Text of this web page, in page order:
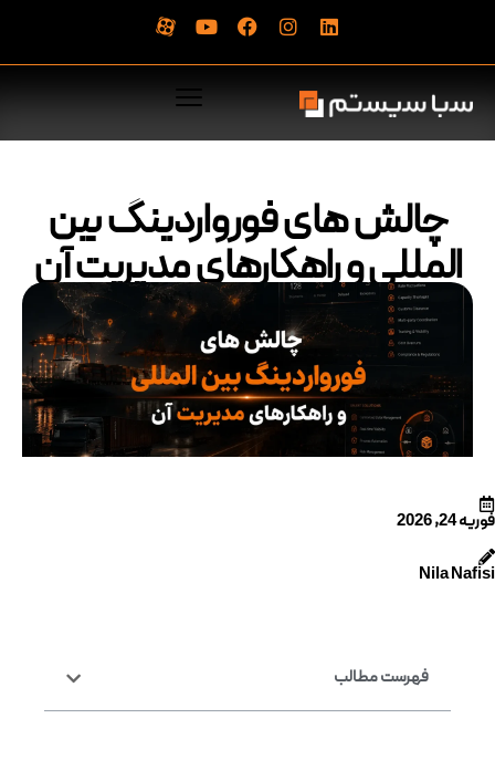
چالش های فورواردینگ بین
المللی و راهکارهای مدیریت آن
فوریه 24, 2026
Nila Nafisi
فهرست مطالب